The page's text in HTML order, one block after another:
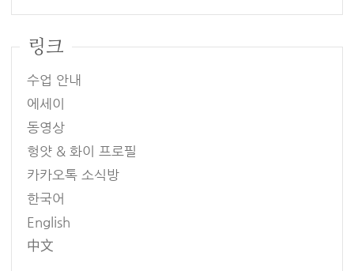
링크
수업 안내
에세이
동영상
헝얏 & 화이 프로필
카카오톡 소식방
한국어
English
中文